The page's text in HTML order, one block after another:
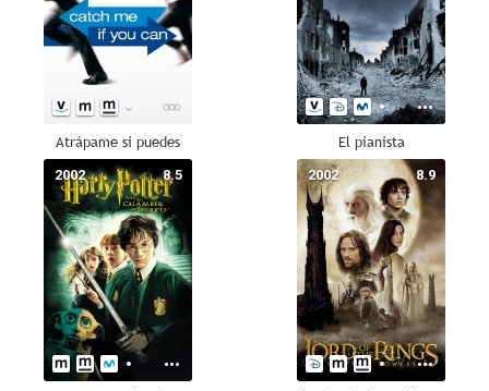
Atrápame si puedes El pianista
8.5
2002 8.9
2002